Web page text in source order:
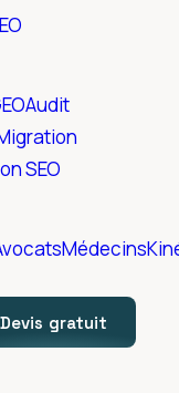
Audit
SEO
Médecins
Devis gratuit